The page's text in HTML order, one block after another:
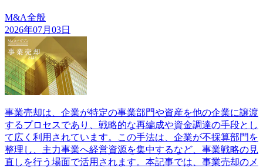
M&A全般
2026年07月03日
事業売却は、企業が特定の事業部門や資産を他の企業に譲渡
するプロセスであり、戦略的な再編成や資金調達の手段とし
て広く利用されています。この手法は、企業が不採算部門を
整理し、主力事業へ経営資源を集中するなど、事業戦略の見
直しを行う場面で活用されます。本記事では、事業売却のメ